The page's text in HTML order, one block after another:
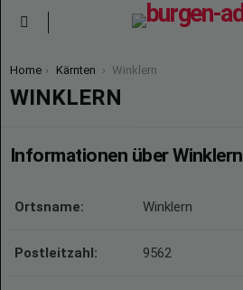
You are here:
Home Kärnten Winklern
WINKLERN
Informationen über Winklern
Ortsname: Winklern
Postleitzahl: 9562